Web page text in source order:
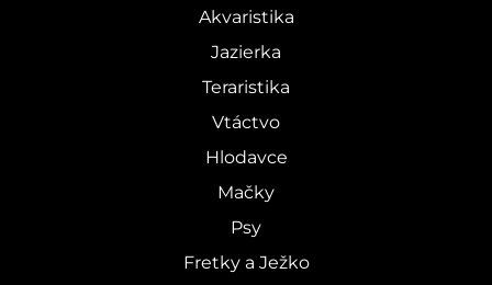
Akvaristika
Jazierka
Teraristika
Vtáctvo
Hlodavce
Mačky
Psy
Fretky a Ježko